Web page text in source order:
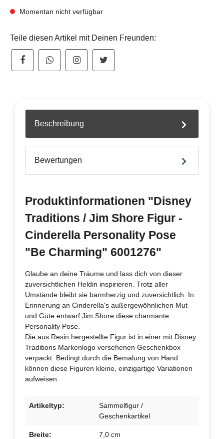
Momentan nicht verfügbar
Teile diesen Artikel mit Deinen Freunden:
Beschreibung
Bewertungen
Produktinformationen "Disney
Traditions / Jim Shore Figur -
Cinderella Personality Pose
"Be Charming" 6001276"
Glaube an deine Träume und lass dich von dieser
zuversichtlichen Heldin inspirieren. Trotz aller
Umstände bleibt sie barmherzig und zuversichtlich. In
Erinnerung an Cinderella's außergewöhnlichen Mut
und Güte entwarf Jim Shore diese charmante
Personality Pose.
Die aus Resin hergestellte Figur ist in einer mit Disney
Traditions Markenlogo versehenen Geschenkbox
verpackt. Bedingt durch die Bemalung von Hand
können diese Figuren kleine, einzigartige Variationen
aufweisen.
Artikeltyp:
Sammelfigur /
Geschenkartikel
Breite: 7,0 cm